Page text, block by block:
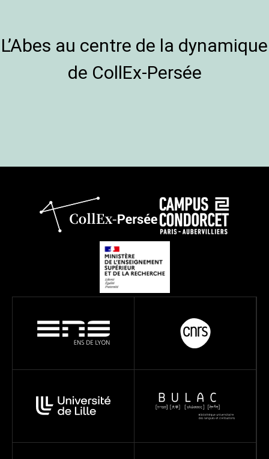
L’Abes au centre de la dynamique
de CollEx-Persée